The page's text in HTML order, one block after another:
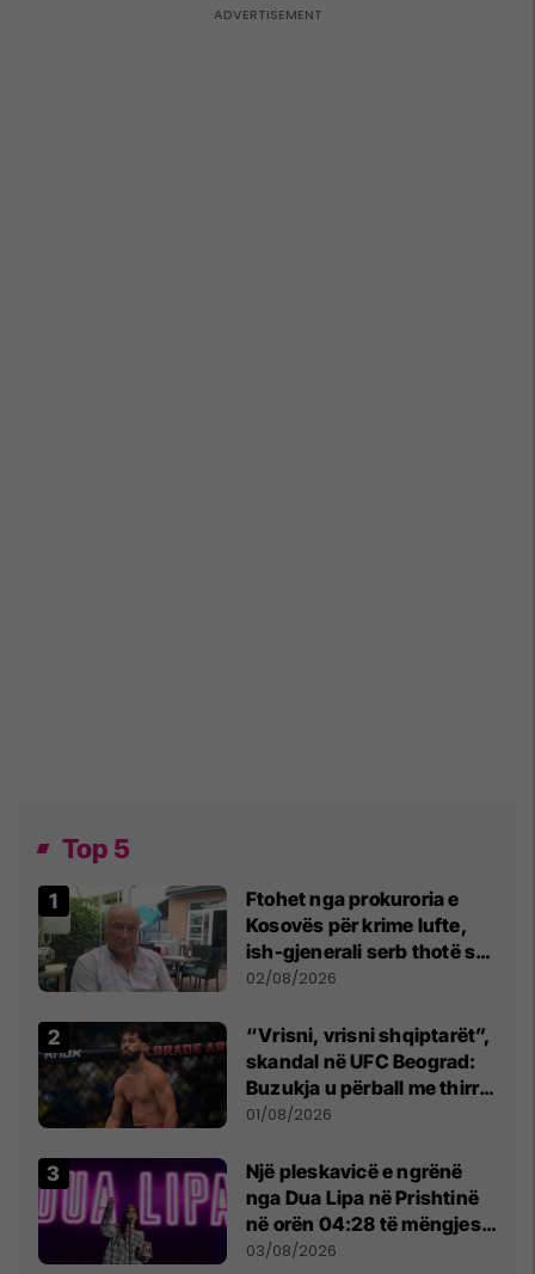
Top 5
Ftohet nga prokuroria e
Kosovës për krime lufte,
ish-gjenerali serb thotë se
dikush e tradhtoi në
02/08/2026
“Vrisni, vrisni shqiptarët”,
skandal në UFC Beograd:
Buzukja u përball me thirrje
anti-shqiptare nga
01/08/2026
Një pleskavicë e ngrënë
nga Dua Lipa në Prishtinë
në orën 04:28 të mëngjesit
- dhe bota digjitale serbe
03/08/2026